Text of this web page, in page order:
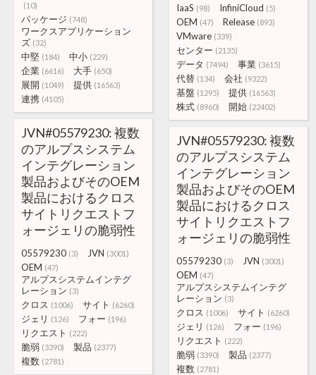
(10)
パッケージ (748)
ワークスアプリケーション
ズ (32)
中堅 (184) 中小 (229)
企業 (6616) 大手 (650)
展開 (1049) 提供 (16563)
連携 (4105)
IaaS (98) InfiniCloud (5)
OEM (47) Release (893)
VMware (339)
センター (2135)
データ (7494) 事業 (3615)
代替 (134) 会社 (9322)
基盤 (1295) 提供 (16563)
株式 (8960) 開始 (22402)
JVN#05579230: 複数
のアルプスシステム
インテグレーション
製品およびそのOEM
製品におけるクロス
サイトリクエストフ
ォージェリの脆弱性
05579230 (3) JVN (3001)
OEM (47)
アルプスシステムインテグ
レーション (3)
クロス (1006) サイト (6260)
ジェリ (126) フォー (196)
リクエスト (222)
脆弱 (3390) 製品 (2377)
複数 (2781)
JVN#05579230: 複数
のアルプスシステム
インテグレーション
製品およびそのOEM
製品におけるクロス
サイトリクエストフ
ォージェリの脆弱性
05579230 (3) JVN (3001)
OEM (47)
アルプスシステムインテグ
レーション (3)
クロス (1006) サイト (6260)
ジェリ (126) フォー (196)
リクエスト (222)
脆弱 (3390) 製品 (2377)
複数 (2781)